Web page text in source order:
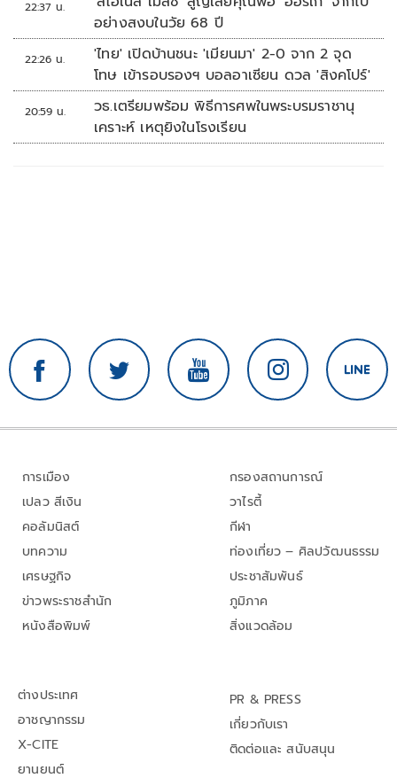
22:37 น.
อย่างสงบในวัย 68 ปี
22:26 น.
'ไทย' เปิดบ้านชนะ 'เมียนมา' 2-0 จาก 2 จุด
โทษ เข้ารอบรองฯ บอลอาเซียน ดวล 'สิงคโปร์'
20:59 น.
วธ.เตรียมพร้อม พิธีการศพในพระบรมราชานุ
เคราะห์ เหตุยิงในโรงเรียน
การเมือง
เปลว สีเงิน
คอลัมนิสต์
บทความ
เศรษฐกิจ
ข่าวพระราชสำนัก
หนังสือพิมพ์
กรองสถานการณ์
วาไรตี้
กีฬา
ท่องเที่ยว – ศิลปวัฒนธรรม
ประชาสัมพันธ์
ภูมิภาค
สิ่งแวดล้อม
ต่างประเทศ
อาชญากรรม
X-CITE
ยานยนต์
PR & PRESS
เกี่ยวกับเรา
ติดต่อและ สนับสนุน